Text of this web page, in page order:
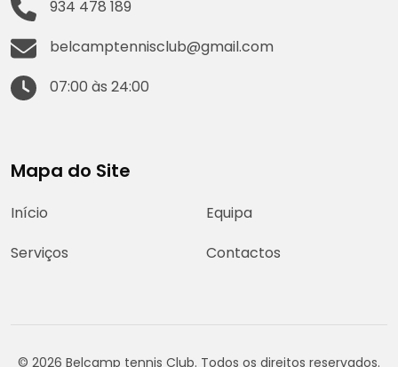
934 478 189
belcamptennisclub@gmail.com
07:00 às 24:00
Mapa do Site
Início
Equipa
Serviços
Contactos
© 2026 Belcamp tennis Club. Todos os direitos reservados.